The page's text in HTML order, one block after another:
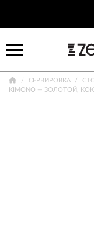
СЕРВИРОВКА
KIMONO — ЗОЛОТОЙ,